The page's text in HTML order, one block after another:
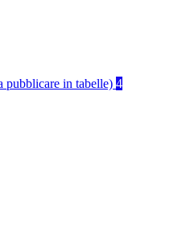
pubblicare in tabelle) 4